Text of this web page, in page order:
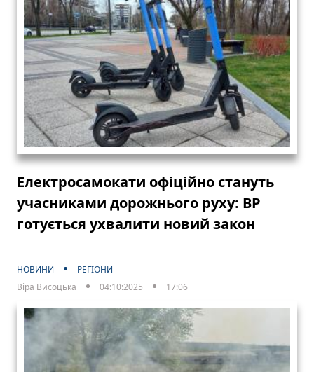
Електросамокати офіційно стануть
учасниками дорожнього руху: ВР
готується ухвалити новий закон
НОВИНИ
РЕГІОНИ
Віра Висоцька
04:10:2025 17:06